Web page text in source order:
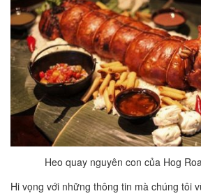
Heo quay nguyên con của Hog
Hi vọng với những thông tin mà chúng tôi